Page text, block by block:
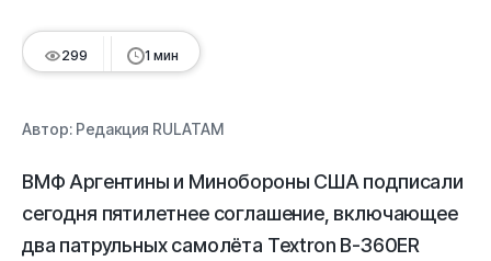
299 1 мин
Автор: Редакция RULATAM
ВМФ Аргентины и Минобороны США подписали
сегодня пятилетнее соглашение, включающее
два патрульных самолёта Textron B-360ER